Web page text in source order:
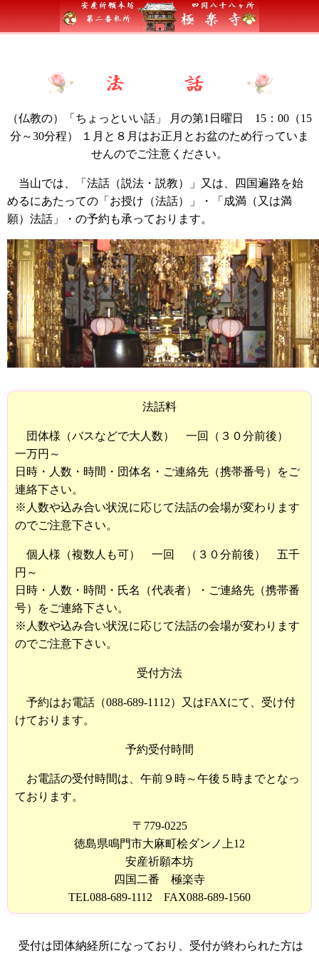
（仏教の）「ちょっといい話」 月の第1日曜日 15：00（15
分～30分程） １月と８月はお正月とお盆のため行っていま
せんのでご注意ください。
当山では、「法話（説法・説教）」又は、四国遍路を始
めるにあたっての「お授け（法話）」・「成満（又は満
願）法話」・の予約も承っております。
法話料
団体様（バスなどで大人数） 一回（３０分前後）
一万円～
日時・人数・時間・団体名・ご連絡先（携帯番号）をご
連絡下さい。
※人数や込み合い状況に応じて法話の会場が変わります
のでご注意下さい。
個人様（複数人も可） 一回 （３０分前後） 五千
円～
日時・人数・時間・氏名（代表者）・ご連絡先（携帯番
号）をご連絡下さい。
※人数や込み合い状況に応じて法話の会場が変わります
のでご注意下さい。
受付方法
予約はお電話（088-689-1112）又はFAXにて、受け付
けております。
予約受付時間
お電話の受付時間は、午前９時～午後５時までとなっ
ております。
〒779-0225
徳島県鳴門市大麻町桧ダンノ上12
安産祈願本坊
四国二番 極楽寺
TEL088-689-1112 FAX088-689-1560
受付は団体納経所になっており、受付が終わられた方は